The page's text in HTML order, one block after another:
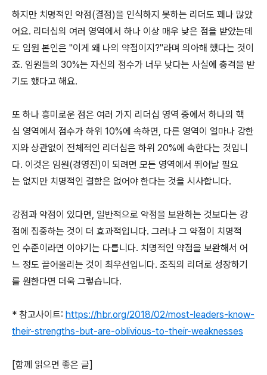
하지만 치명적인 약점(결점)을 인식하지 못하는 리더도 꽤나 많았
어요. 리더십의 여러 영역에서 하나 이상 매우 낮은 점을 받았는데
도 임원 본인은 "이게 왜 나의 약점이지?"라며 의아해 했다는 것이
죠. 임원들의 30%는 자신의 점수가 너무 낮다는 사실에 충격을 받
기도 했다고 해요.
또 하나 흥미로운 점은 여러 가지 리더십 영역 중에서 하나의 핵
심 영역에서 점수가 하위 10%에 속하면, 다른 영역이 얼마나 강한
지와 상관없이 전체적인 리더십은 하위 20%에 속한다는 것입니
다. 이것은 임원(경영진)이 되려면 모든 영역에서 뛰어날 필요
는 없지만 치명적인 결함은 없어야 한다는 것을 시사합니다.
강점과 약점이 있다면, 일반적으로 약점을 보완하는 것보다는 강
점에 집중하는 것이 더 효과적입니다. 그러나 그 약점이 치명적
인 수준이라면 이야기는 다릅니다. 치명적인 약점을 보완해서 어
느 정도 끌어올리는 것이 최우선입니다. 조직의 리더로 성장하기
를 원한다면 더욱 그렇습니다.
* 참고사이트: https://hbr.org/2018/02/most-leaders-know-
their-strengths-but-are-oblivious-to-their-weaknesses
[함께 읽으면 좋은 글]